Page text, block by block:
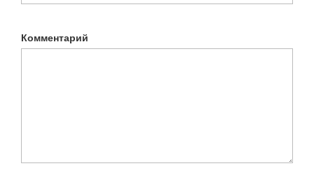
Комментарий